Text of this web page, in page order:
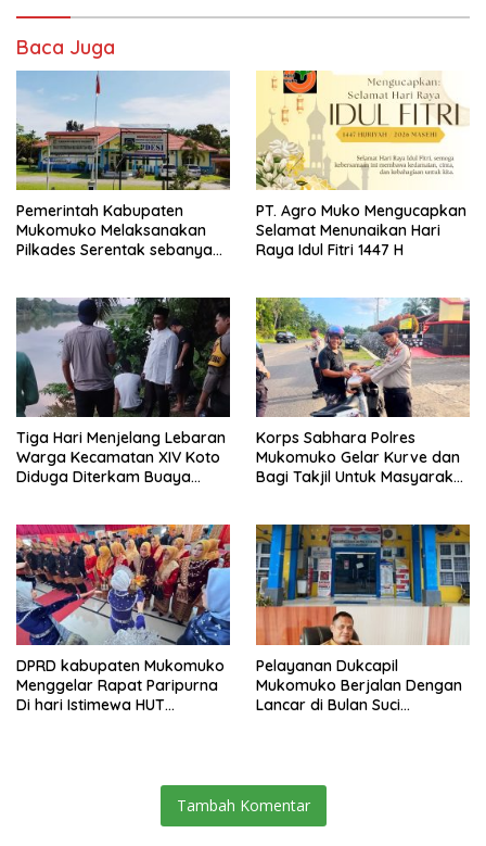
Baca Juga
Pemerintah Kabupaten
Mukomuko Melaksanakan
Pilkades Serentak sebanyak
PT. Agro Muko Mengucapkan
Selamat Menunaikan Hari
Raya Idul Fitri 1447 H
Tiga Hari Menjelang Lebaran
Warga Kecamatan XIV Koto
Diduga Diterkam Buaya
Korps Sabhara Polres
Mukomuko Gelar Kurve dan
Bagi Takjil Untuk Masyarakat
DPRD kabupaten Mukomuko
Menggelar Rapat Paripurna
Di hari Istimewa HUT
Pelayanan Dukcapil
Mukomuko Berjalan Dengan
Lancar di Bulan Suci
Tambah Komentar